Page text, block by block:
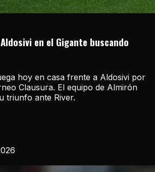
en el Gigante buscando
hoy en casa frente a Aldosivi por
Clausura. El equipo de Almirón
triunfo ante River.